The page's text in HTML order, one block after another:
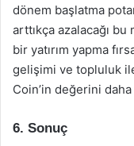
dönem başlatma
arttıkça azalacağı
bir yatırım yapma
gelişimi ve topluluk
Coin’in değerini
6. Sonuç